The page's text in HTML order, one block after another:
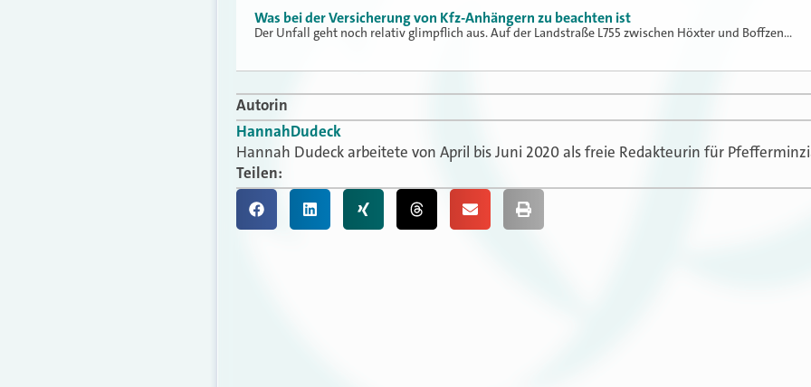
Was bei der Versicherung von Kfz-Anhängern zu beachten ist
Der Unfall geht noch relativ glimpflich aus. Auf der Landstraße L755 zwischen Höxter und Boffzen…
Autorin
HannahDudeck
Hannah Dudeck arbeitete von April bis Juni 2020 als freie Redakteurin für
Teilen: